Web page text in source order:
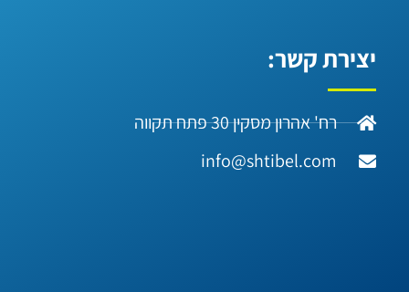
יצירת קשר:
רח' אהרון מסקין 30 פתח תקווה
info@shtibel.com